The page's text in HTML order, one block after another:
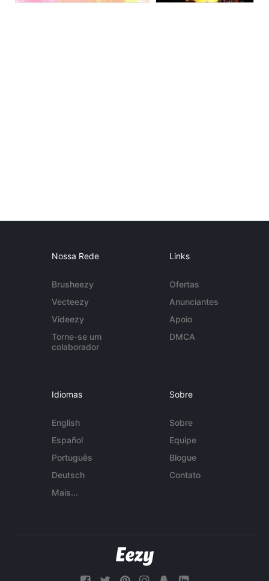
Nossa Rede
Brusheezy
Vecteezy
Videezy
Torne-se um
colaborador
Links
Ofertas
Anunciantes
Apoio
DMCA
Idiomas
English
Español
Português
Deutsch
Mais...
Sobre
Sobre
Equipe
Blogue
Contato